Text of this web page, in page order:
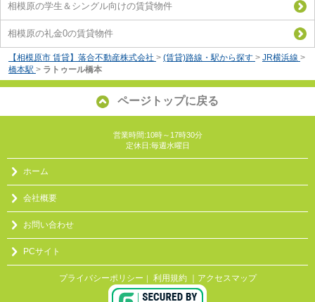
相模原の学生＆シングル向けの賃貸物件
相模原の礼金0の賃貸物件
【相模原市 賃貸】落合不動産株式会社 > (賃貸)路線・駅から探す > JR横浜線 >
橋本駅 > ラトゥール橋本
ページトップに戻る
営業時間:10時～17時30分
定休日:毎週水曜日
ホーム
会社概要
お問い合わせ
PCサイト
プライバシーポリシー 利用規約 ｜アクセスマップ